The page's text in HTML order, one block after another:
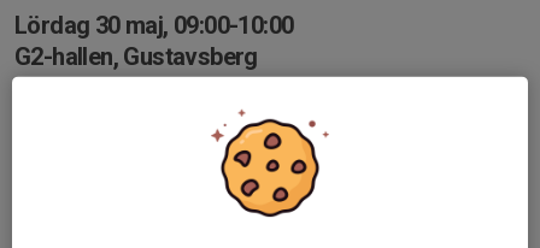
Lördag 30 maj, 09:00-10:00
G2-hallen, Gustavsberg
Välkommen på träning! Var på plats en kvart innan så
sätter vi upp borden tillsammans.